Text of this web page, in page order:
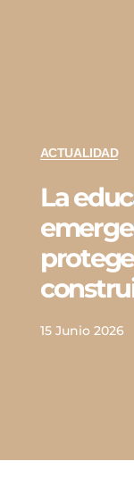
ACTUALIDAD
La
15 Junio 2026